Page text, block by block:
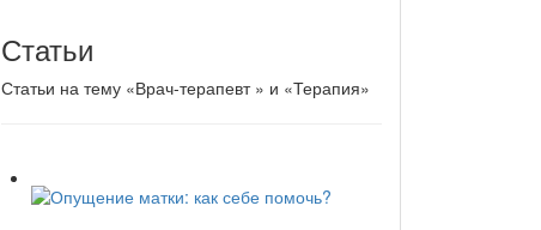
Статьи
Статьи на тему «Врач-терапевт » и «Терапия»